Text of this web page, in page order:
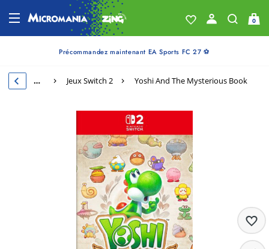
0
Précommandez maintenant EA Sports FC 27 ⚽
… Jeux Switch 2 Yoshi And The Mysterious Book